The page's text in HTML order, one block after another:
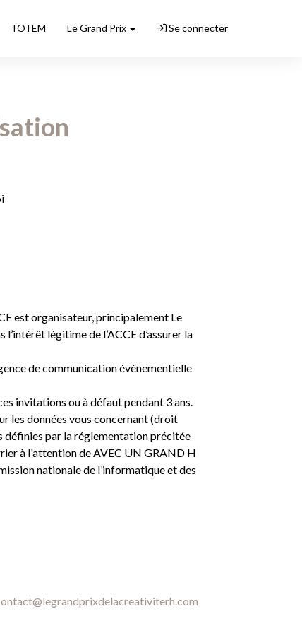
TOTEM Le Grand Prix Se connecter
est organisateur, principalement Le
légitime de l’ACCE d’assurer la
de communication évènementielle
invitations ou à défaut pendant 3 ans.
les données vous concernant (droit
définies par la réglementation précitée
à l'attention de AVEC UN GRAND H
nationale de l’informatique et des